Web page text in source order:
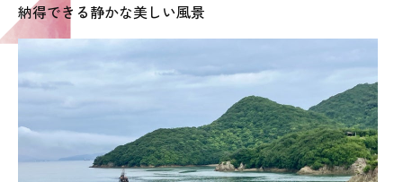
納得できる静かな美しい風景